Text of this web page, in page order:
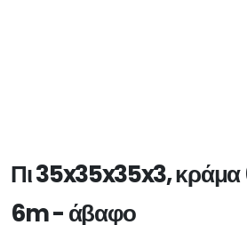
Πι 35x35x35x3,
6m - άβαφο